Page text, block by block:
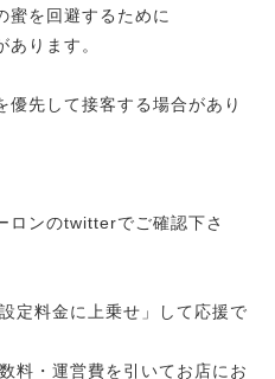
を回避するために
ります。
先して接客する場合があり
ンのtwitterでご確認下さ
定料金に上乗せ」して応援で
・運営費を引いてお店にお